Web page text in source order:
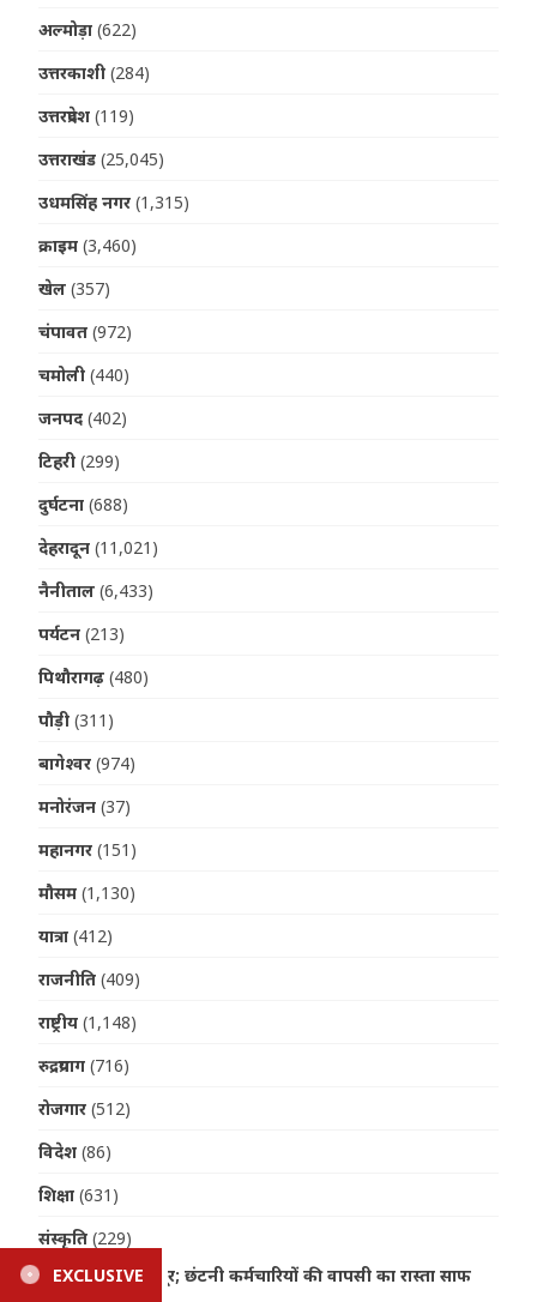
अल्मोड़ा (622)
उत्तरकाशी (284)
उत्तरप्रदेश (119)
उत्तराखंड (25,045)
उधमसिंह नगर (1,315)
क्राइम (3,460)
खेल (357)
चंपावत (972)
चमोली (440)
जनपद (402)
टिहरी (299)
दुर्घटना (688)
देहरादून (11,021)
नैनीताल (6,433)
पर्यटन (213)
पिथौरागढ़ (480)
पौड़ी (311)
बागेश्वर (974)
मनोरंजन (37)
महानगर (151)
मौसम (1,130)
यात्रा (412)
राजनीति (409)
राष्ट्रीय (1,148)
रुद्रप्रयाग (716)
रोजगार (512)
विदेश (86)
शिक्षा (631)
संस्कृति (229)
स्वास्थ्य(1,367)
EXCLUSIVE
साफ Uttarakhand Accident: 250 मीटर गहरी खाई में